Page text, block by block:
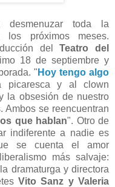
desmenuzar toda la
los próximos meses.
delTeatro del
18 de septiembre y
" Hoy tengo algo
y al clown
la obsesión de nuestro
Ambos se reencuentran
que hablan". Otro de
indiferente a nadie es
se cuenta el amor
más salvaje:
dramaturga y directora
Vito Sanz y Valeria